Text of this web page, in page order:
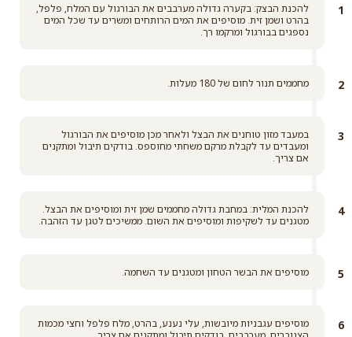
להכנת הבצק: בקערה גדולה מערבבים את הבורגול עם המלח, פלפל,
בהרט ושמן זית. מוסיפים את המים הרותחים ומשרים עד שכל המים
נספגים בבורגול ומרקמו רך.
מחממים תנור לחום של 180 מעלות.
במעבד מזון טוחנים את הבצל ולאחר מכן מוסיפים את הבורגול
ומעבדים עד לקבלת מרקם משחתי מחוספס. בודקים תיבול ומתקנים
אם צריך.
להכנת המלית: במחבת גדולה מחממים שמן זית ומוסיפים את הבצל.
מטגנים עד לשקיפות ומוסיפים את השום. ממשיכים לטגן עד הזהבה.
מוסיפים את הבשר הטחון ומטגנים עד השחמה.
מוסיפים עגבניות מיובשות, עלי נענע, בהרט, מלח פלפל וחצי מכמות